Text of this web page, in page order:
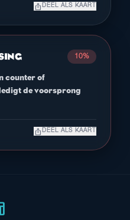
ios_share DEEL ALS KAART
10%
counter of
de voorsprong
ios_share DEEL ALS KAART